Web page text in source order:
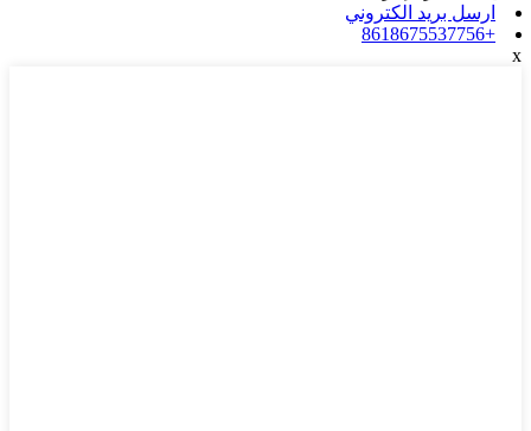
ارسل بريد الكتروني
+8618675537756
x